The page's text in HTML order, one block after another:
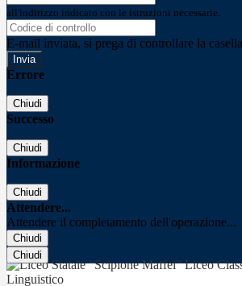
all'indirizzo indicato con le istruzioni necessarie.
E-mail inviata, si prega di controllare la
Errore
Chiudi
Successo
Chiudi
Informazione
Chiudi
Attendere...
Attendere il completamento dell'operazione...
Chiudi
Chiudi